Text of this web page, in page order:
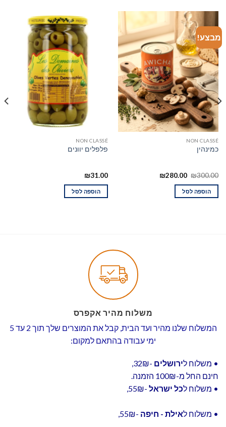
מבצע!
NON CLASSÉ
כמינהין
₪300.00
₪280.00
הוספה לסל
NON CLASSÉ
פלפלים יוונים
₪31.00
הוספה לסל
משלוח מהיר אקפרס
המשלוח שלנו מהיר ועד הבית, קבל את המוצרים שלך תוך 2 עד 5
ימי עבודה בהתאם למקום:
• משלוח לירושלים -32₪,
חינם החל מ-100₪ הזמנה.
• משלוח לכל ישראל -55₪,
• משלוח לאילת - חיפה -55₪,